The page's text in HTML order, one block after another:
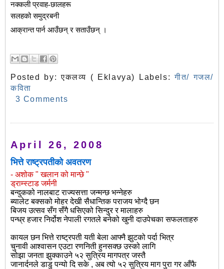
नक्कली प्रवाह-छालहरू
सलहको समुद्रबनी
आक्रान्त पार्न आउँछन् र सताउँछन् ।
Posted by:एकलव्य ( Eklavya) Labels:गीत/ गजल/
कविता
3 Comments
April 26, 2008
भित्ते राष्ट्रपतीको अवतरण
- अशोक " खलान को मान्छे "
ड्राम्स्टाड जर्मनी
बन्दुकको नालबाट राज्यसत्ता जन्मन्छ भन्नेहरु
ब्यालेट बक्सको मोहर देखी सैधान्तिक पराजय भोग्दै छन
बिजय उत्सव सँग सँगै धसिएको सिन्दुर र मालाहरु
पन्ध्र हजार निर्दोश नेपाली रगतले बनेको खुनी दाउपेचका सफलताहरु
कायल छन भित्ते राष्ट्रपती यती बेला आफ्नै झुटको पर्दा भित्र
चुनावी आश्वासन एउटा रणनिती हुनसक्छ उस्को लागि
सोझा जनता झुक्काउने ५२ सुत्रिय मागपत्र जस्तै
जानार्दनले डाडु पन्यो दि सके , अब त्यो ५२ सुत्रिय माग पुरा गर आँफै